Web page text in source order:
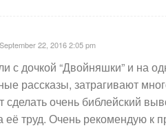
September 22, 2016 2:05 pm
с дочкой “Двойняшки” и на
рассказы, затрагивают
сделать очень библейский
её труд. Очень рекомендую к